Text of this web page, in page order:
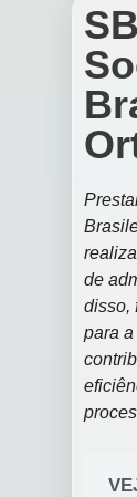
de
disso,
para